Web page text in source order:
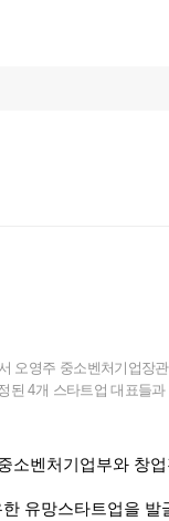
오영주 중소벤처기업장
된 4개 스타트업 대표들
벤처기업부와 창
유망스타트업을